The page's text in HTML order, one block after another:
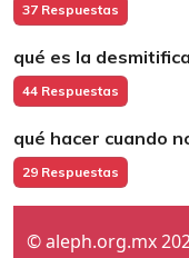
37 Respuestas
qué es la
44 Respuestas
qué hacer cuando
29 Respuestas
© aleph.org.mx